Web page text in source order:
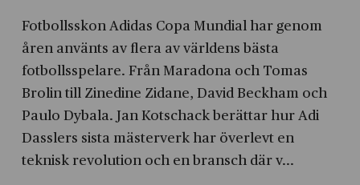
Fotbollsskon Adidas Copa Mundial har genom
åren använts av flera av världens bästa
fotbollsspelare. Från Maradona och Tomas
Brolin till Zinedine Zidane, David Beckham och
Paulo Dybala. Jan Kotschack berättar hur Adi
Dasslers sista mästerverk har överlevt en
teknisk revolution och en bransch där v...